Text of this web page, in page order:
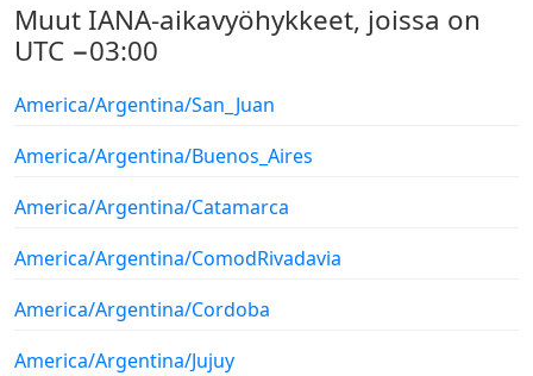
Muut IANA-aikavyöhykkeet, joissa on
UTC −03:00
America/Argentina/San_Juan
America/Argentina/Buenos_Aires
America/Argentina/Catamarca
America/Argentina/ComodRivadavia
America/Argentina/Cordoba
America/Argentina/Jujuy